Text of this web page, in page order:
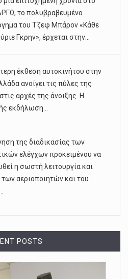
το πολυβραβευμένο
του Τζεφ Μπάρον «Κάθε
Γκρην», έρχεται στην...
έκθεση αυτοκινήτου στην
ανοίγει τις πύλες της
αρχές της άνοιξης. Η
εκδήλωση...
της διαδικασίας των
ελέγχων προκειμένου να
η σωστή λειτουργία και
αεριοποιητών και του
POSTS